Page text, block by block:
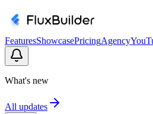
FeaturesShowcasePricingAgency
What's new
All updates